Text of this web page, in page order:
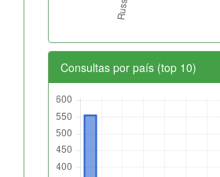
Consultas por país (top 10)